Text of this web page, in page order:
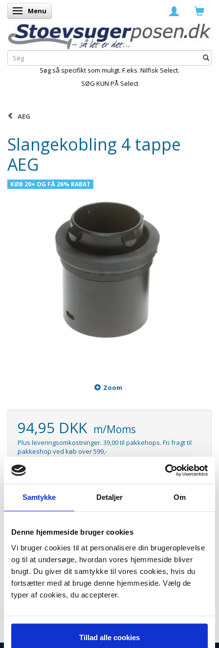
Samtykke Detaljer Om
Denne hjemmeside bruger cookies
Vi bruger cookies til at personalisere din brugeroplevelse
og til at undersøge, hvordan vores hjemmeside bliver
brugt. Du giver dit samtykke til vores cookies, hvis du
fortsætter med at bruge denne hjemmeside. Vælg de
typer af cookies, du accepterer.
Tillad alle cookies
Skifte navigation
Menu
Søg så specifikt som muligt. F.eks. Nilfisk Select.
SØG KUN PÅ Select
AEG
Slangekobling 4 tappe
AEG
KØB 20+ OG FÅ 26% RABAT
Zoom
94,95 DKK m/Moms
Plus leveringsomkostninger. 39,00 til pakkehops. Fri fragt til
pakkeshop ved køb over 599,-
Model/varenr.:
Køb10eller flere til79,95 DKKpr stk.
Køb
69,95 DKK
Lager: På lager
Antal LÆG I KURV
Slangekobling 4 tappe til AEG støvsuger incl låseringesæt
Passer til: